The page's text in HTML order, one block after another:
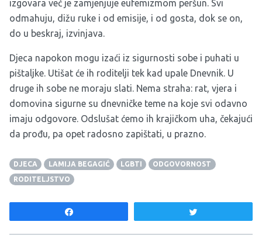
izgovara već je zamjenjuje eufemizmom peršun. Svi
odmahuju, dižu ruke i od emisije, i od gosta, dok se on,
do u beskraj, izvinjava.
Djeca napokon mogu izaći iz sigurnosti sobe i puhati u
pištaljke. Utišat će ih roditelji tek kad upale Dnevnik. U
druge ih sobe ne moraju slati. Nema straha: rat, vjera i
domovina sigurne su dnevničke teme na koje svi odavno
imaju odgovore. Odslušat ćemo ih krajičkom uha, čekajući
da prođu, pa opet radosno zapištati, u prazno.
DJECA LAMIJA BEGAGIĆ LGBTI
ODGOVORNOST
RODITELJSTVO